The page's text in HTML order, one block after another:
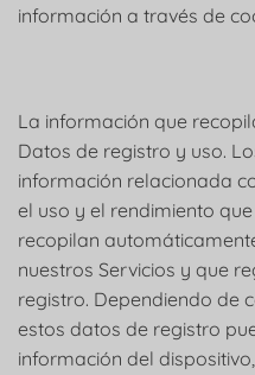
información a través de
La información que
Datos de registro y uso.
información relacionada
el uso y el rendimiento
recopilan
nuestros Servicios y que
registro. Dependiendo de
estos datos de registro
información del